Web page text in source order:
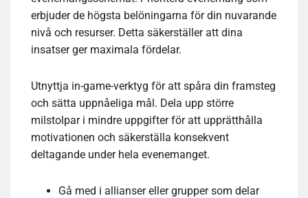
erbjuder de högsta belöningarna för din nuvarande
nivå och resurser. Detta säkerställer att dina
insatser ger maximala fördelar.
Utnyttja in-game-verktyg för att spåra din framsteg
och sätta uppnåeliga mål. Dela upp större
milstolpar i mindre uppgifter för att upprätthålla
motivationen och säkerställa konsekvent
deltagande under hela evenemanget.
Gå med i allianser eller grupper som delar